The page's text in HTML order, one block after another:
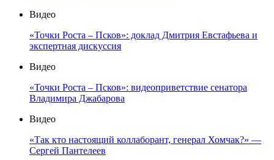
Видео
«Точки Роста – Псков»: доклад Дмитрия Евстафьева и
экспертная дискуссия
Видео
«Точки Роста – Псков»: видеоприветствие сенатора
Владимира Джабарова
Видео
«Так кто настоящий коллаборант, генерал Хомчак?» —
Сергей Пантелеев